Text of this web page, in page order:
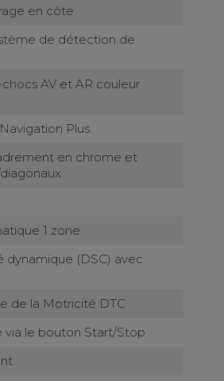
en côte
de détection de
AV et AR couleur
Plus
en chrome et
1 zone
dynamique (DSC) avec
de la Motricité DTC
via le bouton Start/Stop